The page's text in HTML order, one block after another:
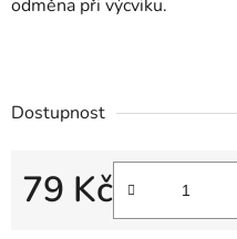
odměna při výcviku.
Dostupnost
79 Kč
Měrná cena: